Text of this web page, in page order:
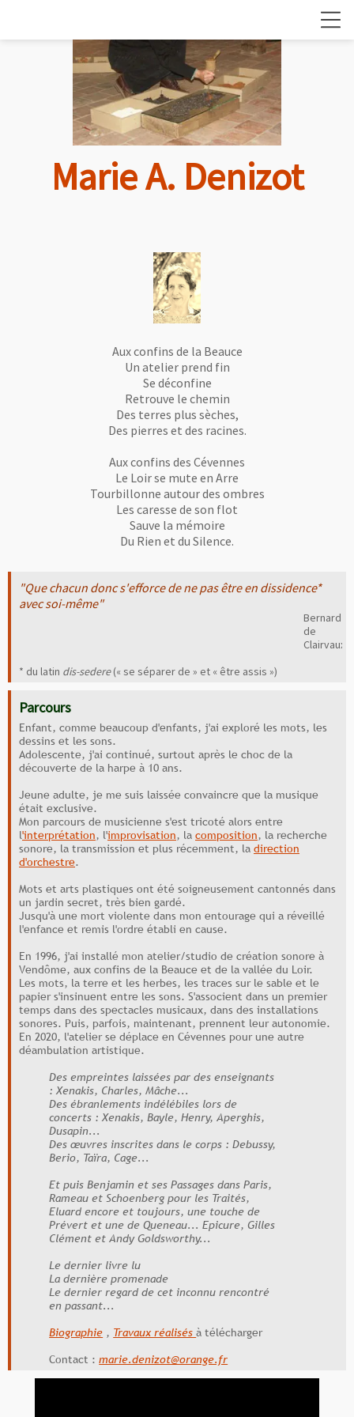
Marie A. Denizot
Aux confins de la Beauce
Un atelier prend fin
Se déconfine
Retrouve le chemin
Des terres plus sèches,
Des pierres et des racines.
Aux confins des Cévennes
Le Loir se mute en Arre
Tourbillonne autour des ombres
Les caresse de son flot
Sauve la mémoire
Du Rien et du Silence.
"Que chacun donc s'efforce de ne pas être en dissidence*
avec soi-même"
Bernard
de
Clairvaux
* du latin dis-sedere(« se séparer de » et « être assis »)
Parcours
Enfant, comme beaucoup d'enfants, j'ai exploré les mots, les
dessins et les sons.
Adolescente, j'ai continué, surtout après le choc de la
découverte de la harpe à 10 ans.
Jeune adulte, je me suis laissée convaincre que la musique
était exclusive.
Mon parcours de musicienne s'est tricoté alors entre
l'interprétation, l'improvisation, la composition, la recherche
sonore, la transmission et plus récemment, la direction
d'orchestre.
Mots et arts plastiques ont été soigneusement cantonnés dans
un jardin secret, très bien gardé.
Jusqu'à une mort violente dans mon entourage qui a réveillé
l'enfance et remis l'ordre établi en cause.
En 1996, j'ai installé mon atelier/studio de création sonore à
Vendôme, aux confins de la Beauce et de la vallée du Loir.
Les mots, la terre et les herbes, les traces sur le sable et le
papier s'insinuent entre les sons. S'associent dans un premier
temps dans des spectacles musicaux, dans des installations
sonores. Puis, parfois, maintenant, prennent leur autonomie.
En 2020, l'atelier se déplace en Cévennes pour une autre
déambulation artistique.
Des empreintes laissées par des enseignants
: Xenakis, Charles, Mâche...
Des ébranlements indélébiles lors de
concerts : Xenakis, Bayle, Henry, Aperghis,
Dusapin...
Des œuvres inscrites dans le corps : Debussy,
Berio, Taïra, Cage...
Et puis Benjamin et ses Passages dans Paris,
Rameau et Schoenberg pour les Traités,
Eluard encore et toujours, une touche de
Prévert et une de Queneau... Epicure, Gilles
Clément et Andy Goldsworthy...
Le dernier livre lu
La dernière promenade
Le dernier regard de cet inconnu rencontré
en passant...
Biographie , Travaux réalisésà télécharger
Contact : marie.denizot@orange.fr